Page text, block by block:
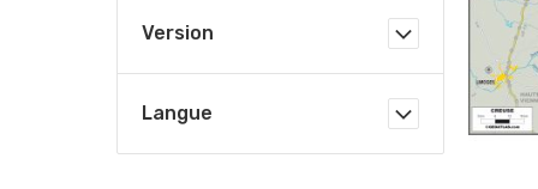
Version
Langue